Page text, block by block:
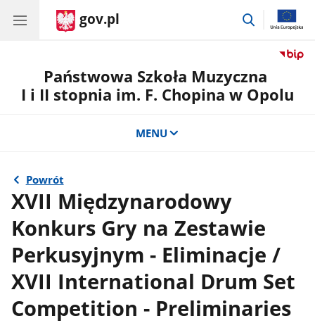
gov.pl
przejdź
Państwowa Szkoła Muzyczna
I i II stopnia im. F. Chopina w Opolu
MENU
Powrót
XVII Międzynarodowy
Konkurs Gry na Zestawie
Perkusyjnym - Eliminacje /
XVII International Drum Set
Competition - Preliminaries